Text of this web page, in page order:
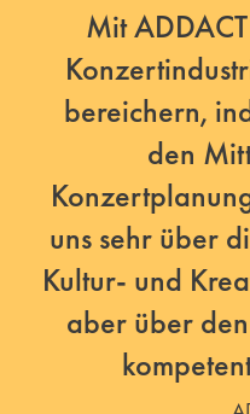
Mit
bereichern,
den
uns sehr über
Kultur- und
aber über